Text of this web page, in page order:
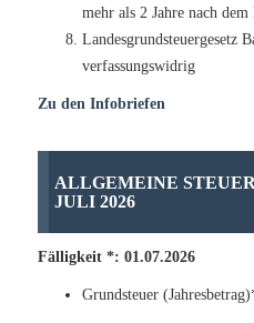
mehr als 2 Jahre nach
Landesgrundsteuergesetz
verfassungswidrig
Zu den Infobriefen
ALLGEMEINE
JULI 2026
Fälligkeit *: 01.07.2026
Grundsteuer